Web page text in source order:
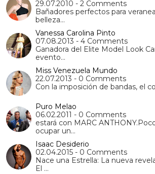
29.07.2010 - 2 Comments
Bañadores perfectos para
belleza…
Vanessa Carolina Pinto
07.08.2013 - 4 Comments
Ganadora del Elite Model Look
evento…
Miss Venezuela Mundo
22.07.2013 - 0 Comments
Con la imposición de bandas, el
Puro Melao
06.02.2011 - 0 Comments
estará con MARC
ocupar un…
Isaac Desiderio
02.04.2015 - 0 Comments
Nace una Estrella: La nueva
El …